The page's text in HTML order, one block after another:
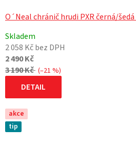
O´Neal chránič hrudi PXR černá/
Skladem
2 058 Kč bez DPH
2 490 Kč
3 190 Kč (–21 %)
DETAIL
akce
tip